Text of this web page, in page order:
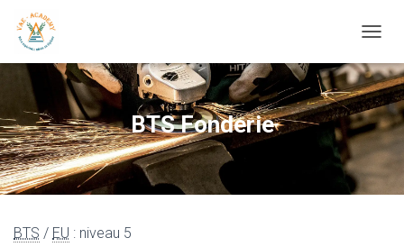
BTS Fonderie
BTS / EU : niveau 5